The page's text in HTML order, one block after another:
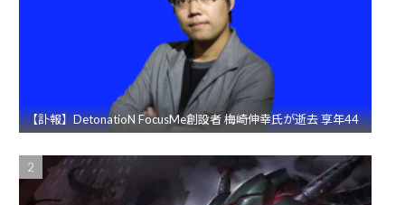
【訃報】DetonatioN FocusMe創設者 梅崎伸幸氏が逝去 享年44